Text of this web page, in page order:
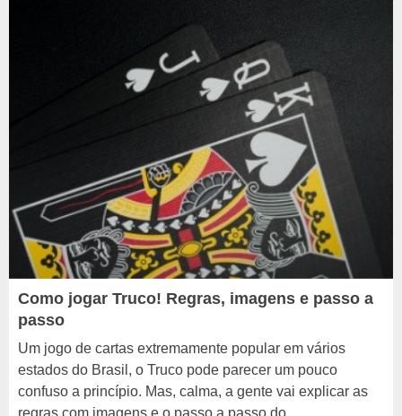
Como jogar Truco! Regras, imagens e passo a
passo
Um jogo de cartas extremamente popular em vários
estados do Brasil, o Truco pode parecer um pouco
confuso a princípio. Mas, calma, a gente vai explicar as
regras com imagens e o passo a passo do...